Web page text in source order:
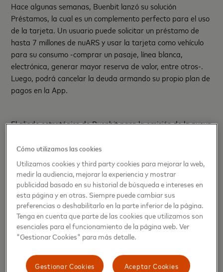
Hace algunas semanas, Buenbit lanzó su solución
Préstamos, la cual es un complemento perfecto para el uso
de la tarjeta. Un usuario puede solicitar un préstamo de
hasta 7 millones de nuARS y usar la tarjeta como vehículo
para su consumo -comprar un pasaje, línea blanca,
electrónica, generar mayor reserva de valor, entre otros-.
Luego, podrá cancelar la deuda armando su propio plan de
pagos en la App.
El aliado estratégico de Buenbit para la emisión de la nueva
Infraestructura tecnológica y financiera que permite la
escalabilidad en LATAM con una misma integración de
base.
“En Pomelo estamos muy entusiasmados con el
lanzamiento de la nueva tarjeta cripto de Buenbit, que se
destaca por premiar las compras cotidianas. Buenbit
siempre se ha destacado por su propuesta de valor cripto
en la Argentina, que ahora se robustece con préstamos
flexibles y remuneración de saldos con tasas muy
Cómo utilizamos las cookies
Utilizamos cookies y third party cookies para mejorar la web,
medir la audiencia, mejorar la experiencia y mostrar
publicidad basado en su historial de búsqueda e intereses en
esta página y en otras. Siempre puede cambiar sus
preferencias o deshabilitarlo en la parte inferior de la página.
Tenga en cuenta que parte de las cookies que utilizamos son
esenciales para el funcionamiento de la página web. Ver
"Gestionar Cookies" para más detalle.
Aceptar Cookies
Gestionar Cookies